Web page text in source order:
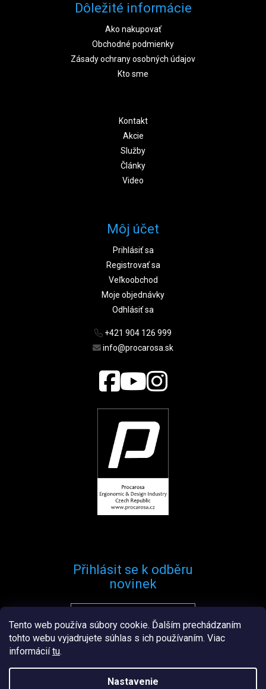
Tento web používa súbory cookie. Ďalším prechádzaním
tohto webu vyjadrujete súhlas s ich používaním. Viac
informáciítu.
Nastavenie
Dôležité informácie
Ako nakupovať
Obchodné podmienky
Zásady ochrany osobných údajov
Kto sme
Kontakt
Akcie
Služby
Články
Video
Môj účet
Prihlásiť sa
Registrovať sa
Veľkoobchod
Moje objednávky
Odhlásiť sa
+421 904 126 999
info@procarosa.sk
Přihlásit se k odběru
novinek
Přihlásit se
VytvořilŠtefan Mazáň